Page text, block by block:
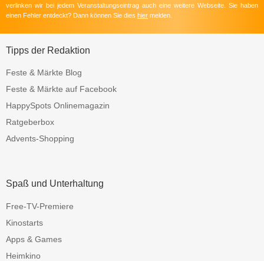
verlinken wir bei jedem Veranstaltungseintrag auch eine weitere Webseite. Sie haben
einen Fehler entdeckt? Dann können Sie dies hier melden.
Tipps der Redaktion
Feste & Märkte Blog
Feste & Märkte auf Facebook
HappySpots Onlinemagazin
Ratgeberbox
Advents-Shopping
Spaß und Unterhaltung
Free-TV-Premiere
Kinostarts
Apps & Games
Heimkino